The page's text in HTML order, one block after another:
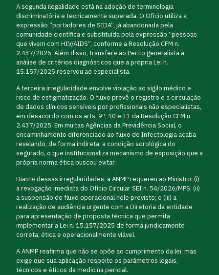
A segunda ilegalidade está na adoção de terminologia
discriminatória e tecnicamente superada. O Ofício utiliza a
expressão “portadores de SIDA”, já abandonada pela
comunidade científica e substituída pela expressão “pessoas
que vivem com HIV/AIDS”, conforme a Resolução CFM n.
2.437/2025. Além disso, transfere ao Perito generalista a
análise de critérios diagnósticos que a própria Lei n.
15.157/2025 reservou ao especialista.
A terceira irregularidade envolve violação ao sigilo médico e
risco de estigmatização. O fluxo prevê o registro e a circulação
de dados clínicos sensíveis por profissionais não especialistas,
em desacordo com os arts. 9º, 10 e 11 da Resolução CFM n.
2.437/2025. Em muitas Agências da Previdência Social, o
encaminhamento diferenciado ao fluxo de Infectologia acaba
revelando, de forma indireta, a condição sorológica do
segurado, o que institucionaliza mecanismo de exposição que a
própria norma ética buscou evitar.
Diante dessas irregularidades, a ANMP requereu ao Ministro: (i)
a revogação imediata do Ofício Circular SEI n. 54/2026/MPS; (ii)
a suspensão do fluxo operacional nele previsto; e (iii) a
realização de audiência urgente com a Diretoria da entidade
para apresentação de proposta técnica que permita
implementar a Lei n. 15.157/2025 de forma juridicamente
correta, ética e operacionalmente viável.
A ANMP reafirma que não se opõe ao cumprimento da lei, mas
exige que sua aplicação respeite os parâmetros legais,
técnicos e éticos da medicina pericial.